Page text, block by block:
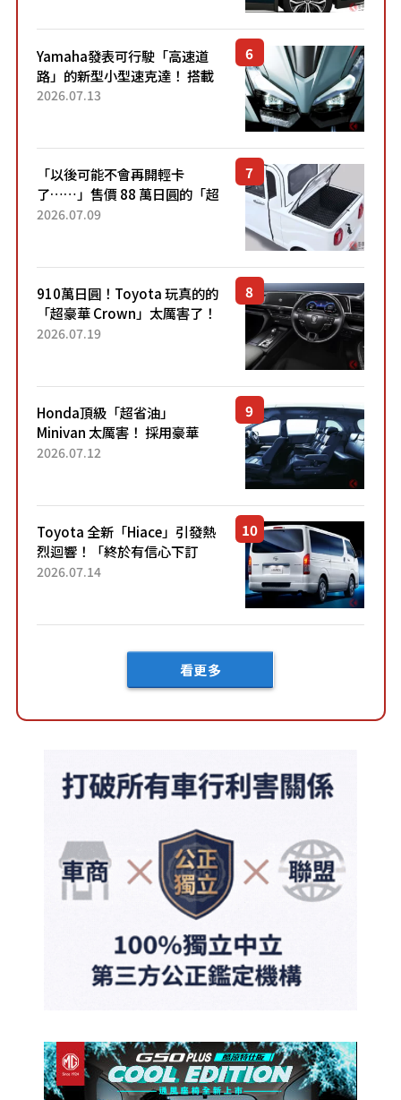
Yamaha發表可行駛「高速道
路」的新型小型速克達！ 搭載
能享受超強勁「渦輪感」的動
2026.07.13
「以後可能不會再開輕卡
了……」售價 88 萬日圓的「超
迷你輕型貨車」引發兩極評
了！...
2026.07.09
910萬日圓！Toyota 玩真的的
「超豪華 Crown」太厲害了！
採用由「匠人技藝」打造的
2026.07.19
Honda頂級「超省油」
Minivan 太厲害！ 採用豪華
「真皮座椅」與專屬「黑色內
「三...
2026.07.12
Toyota 全新「Hiace」引發熱
烈迴響！「終於有信心下訂
了！」「哪個等級交車最
車？...
2026.07.14
看更多